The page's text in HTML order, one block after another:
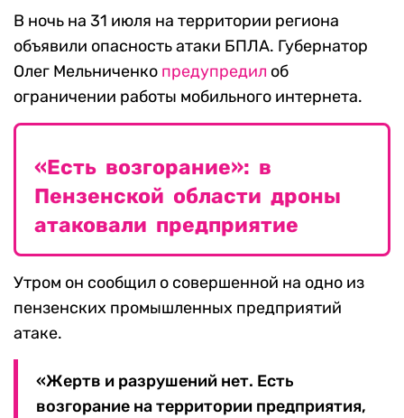
В ночь на 31 июля на территории региона
объявили опасность атаки БПЛА. Губернатор
Олег Мельниченко предупредил об
ограничении работы мобильного интернета.
«Есть возгорание»: в
Пензенской области дроны
атаковали предприятие
Утром он сообщил о совершенной на одно из
пензенских промышленных предприятий
атаке.
«Жертв и разрушений нет. Есть
возгорание на территории предприятия,